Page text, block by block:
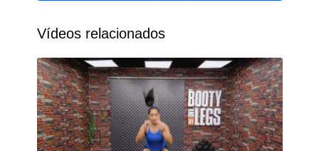
Vídeos relacionados